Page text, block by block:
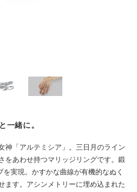
一緒に。
神「アルテミシア」。三日月のライン
をあわせ持つマリッジリングです。鍛
実現。かすかな曲線が有機的なぬく
ます。アシンメトリーに埋め込まれた